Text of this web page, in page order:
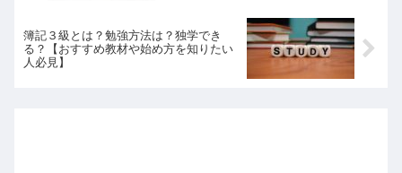
簿記３級とは？勉強方法は？独学でき
る？【おすすめ教材や始め方を知りたい
人必見】